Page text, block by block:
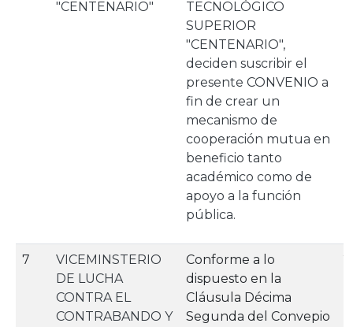
"CENTENARIO"
TECNOLÓGICO
SUPERIOR
"CENTENARIO",
deciden suscribir el
presente CONVENIO a
fin de crear un
mecanismo de
cooperación mutua en
beneficio tanto
académico como de
apoyo a la función
pública.
7
VICEMINSTERIO
DE LUCHA
CONTRA EL
CONTRABANDO Y
Conforme a lo
dispuesto en la
Cláusula Décima
Segunda del Convepio